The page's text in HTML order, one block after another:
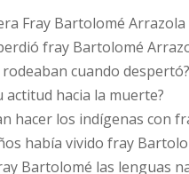
Fray Bartolomé
fray Bartolomé
rodeaban cuando despertó?
actitud hacia la muerte?
hacer los indígenas con
había vivido fray
Bartolomé las lenguas